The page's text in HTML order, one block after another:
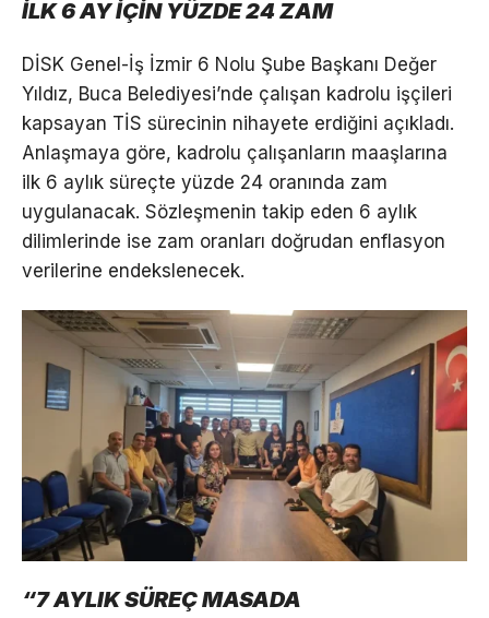
İLK 6 AY İÇİN YÜZDE 24 ZAM
DİSK Genel-İş İzmir 6 Nolu Şube Başkanı Değer
Yıldız, Buca Belediyesi’nde çalışan kadrolu işçileri
kapsayan TİS sürecinin nihayete erdiğini açıkladı.
Anlaşmaya göre, kadrolu çalışanların maaşlarına
ilk 6 aylık süreçte yüzde 24 oranında zam
uygulanacak. Sözleşmenin takip eden 6 aylık
dilimlerinde ise zam oranları doğrudan enflasyon
verilerine endekslenecek.
“7 AYLIK SÜREÇ MASADA